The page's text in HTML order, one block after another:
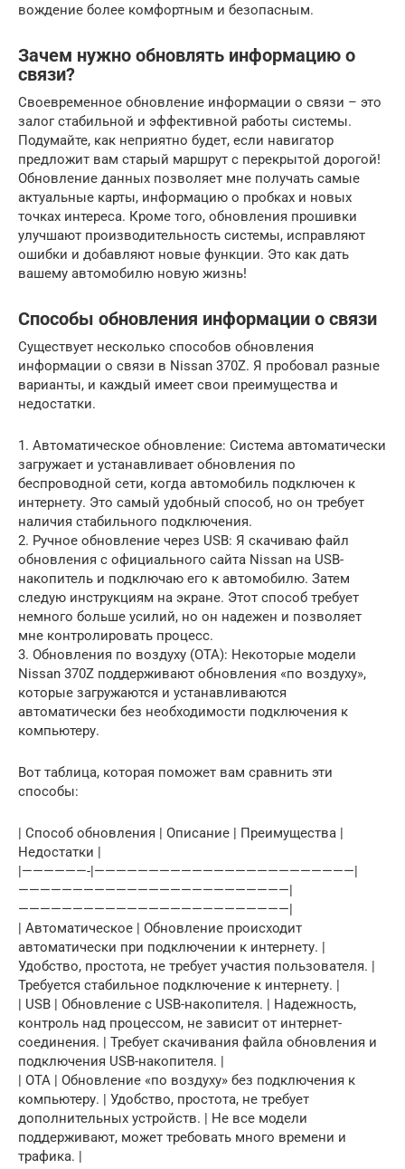
вождение более комфортным и безопасным.
Зачем нужно обновлять информацию о
связи?
Своевременное обновление информации о связи – это
залог стабильной и эффективной работы системы.
Подумайте, как неприятно будет, если навигатор
предложит вам старый маршрут с перекрытой дорогой!
Обновление данных позволяет мне получать самые
актуальные карты, информацию о пробках и новых
точках интереса. Кроме того, обновления прошивки
улучшают производительность системы, исправляют
ошибки и добавляют новые функции. Это как дать
вашему автомобилю новую жизнь!
Способы обновления информации о связи
Существует несколько способов обновления
информации о связи в Nissan 370Z. Я пробовал разные
варианты, и каждый имеет свои преимущества и
недостатки.
1. Автоматическое обновление: Система автоматически
загружает и устанавливает обновления по
беспроводной сети, когда автомобиль подключен к
интернету. Это самый удобный способ, но он требует
наличия стабильного подключения.
2. Ручное обновление через USB: Я скачиваю файл
обновления с официального сайта Nissan на USB-
накопитель и подключаю его к автомобилю. Затем
следую инструкциям на экране. Этот способ требует
немного больше усилий, но он надежен и позволяет
мне контролировать процесс.
3. Обновления по воздуху (OTA): Некоторые модели
Nissan 370Z поддерживают обновления «по воздуху»,
которые загружаются и устанавливаются
автоматически без необходимости подключения к
компьютеру.
Вот таблица, которая поможет вам сравнить эти
способы:
| Способ обновления | Описание | Преимущества |
Недостатки |
|——————-|————————————————————————|
—————————————————————————|
—————————————————————————|
| Автоматическое | Обновление происходит
автоматически при подключении к интернету. |
Удобство, простота, не требует участия пользователя. |
Требуется стабильное подключение к интернету. |
| USB | Обновление с USB-накопителя. | Надежность,
контроль над процессом, не зависит от интернет-
соединения. | Требует скачивания файла обновления и
подключения USB-накопителя. |
| OTA | Обновление «по воздуху» без подключения к
компьютеру. | Удобство, простота, не требует
дополнительных устройств. | Не все модели
поддерживают, может требовать много времени и
трафика. |